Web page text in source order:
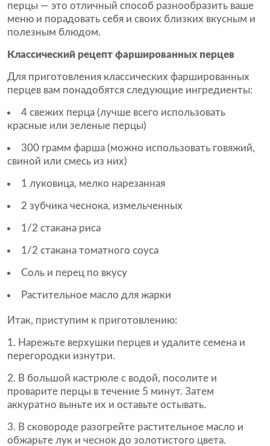
перцы — это отличный способ разнообразить ваше
меню и порадовать себя и своих близких вкусным и
полезным блюдом.
Классический рецепт фаршированных перцев
Для приготовления классических фаршированных
перцев вам понадобятся следующие ингредиенты:
4 свежих перца (лучше всего использовать
красные или зеленые перцы)
300 грамм фарша (можно использовать говяжий,
свиной или смесь из них)
1 луковица, мелко нарезанная
2 зубчика чеснока, измельченных
1/2 стакана риса
1/2 стакана томатного соуса
Соль и перец по вкусу
Растительное масло для жарки
Итак, приступим к приготовлению:
Нарежьте верхушки перцев и удалите семена и
перегородки изнутри.
В большой кастрюле с водой, посолите и
проварите перцы в течение 5 минут. Затем
аккуратно выньте их и оставьте остывать.
В сковороде разогрейте растительное масло и
обжарьте лук и чеснок до золотистого цвета.